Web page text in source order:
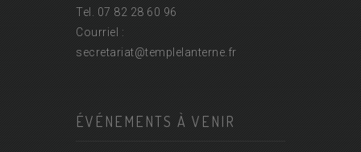
Tel. 07 82 28 60 96
Courriel :
secretariat@templelanterne.fr
ÉVÉNEMENTS À VENIR